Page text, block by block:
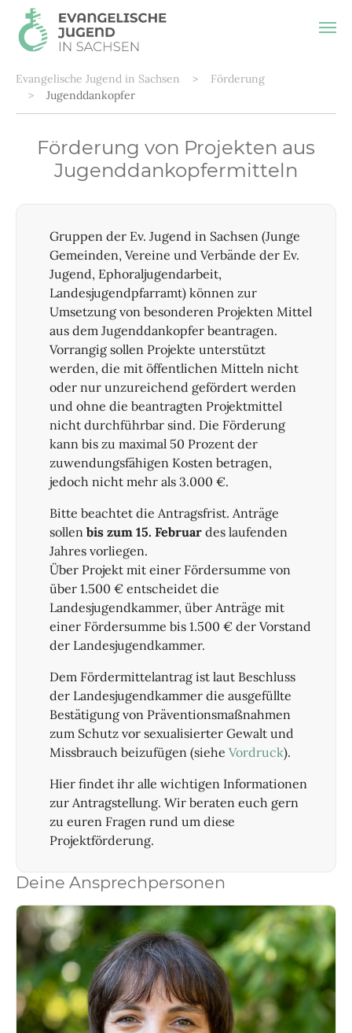
Zum Hauptinhalt springen
Sie sind hier:
Evangelische Jugend in Sachsen
Förderung
Jugenddankopfer
Förderung von Projekten aus
Jugenddankopfermitteln
Gruppen der Ev. Jugend in Sachsen (Junge
Gemeinden, Vereine und Verbände der Ev.
Jugend, Ephoraljugendarbeit,
Landesjugendpfarramt) können zur
Umsetzung von besonderen Projekten Mittel
aus dem Jugenddankopfer beantragen.
Vorrangig sollen Projekte unterstützt
werden, die mit öffentlichen Mitteln nicht
oder nur unzureichend gefördert werden
und ohne die beantragten Projektmittel
nicht durchführbar sind. Die Förderung
kann bis zu maximal 50 Prozent der
zuwendungsfähigen Kosten betragen,
jedoch nicht mehr als 3.000 €.
Bitte beachtet die Antragsfrist. Anträge
sollen bis zum 15. Februar des laufenden
Jahres vorliegen.
Über Projekt mit einer Fördersumme von
über 1.500 € entscheidet die
Landesjugendkammer, über Anträge mit
einer Fördersumme bis 1.500 € der Vorstand
der Landesjugendkammer.
Dem Fördermittelantrag ist laut Beschluss
der Landesjugendkammer die ausgefüllte
Bestätigung von Präventionsmaßnahmen
zum Schutz vor sexualisierter Gewalt und
Missbrauch beizufügen (siehe Vordruck).
Hier findet ihr alle wichtigen Informationen
zur Antragstellung. Wir beraten euch gern
zu euren Fragen rund um diese
Projektförderung.
Deine Ansprechpersonen